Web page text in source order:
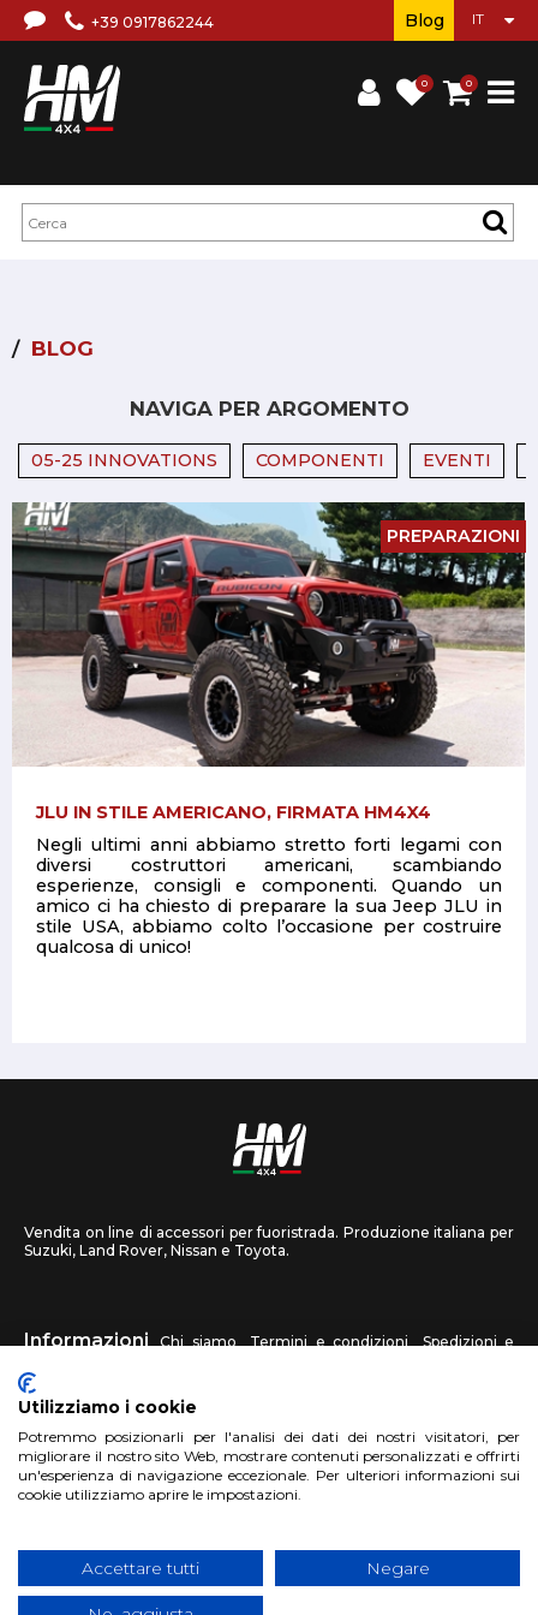
+39 0917862244
0 0
Blog
BLOG
NAVIGA PER ARGOMENTO
05-25 INNOVATIONS COMPONENTI EVENTI
PREPARAZIONI
JLU IN STILE AMERICANO, FIRMATA HM4X4
Negli ultimi anni abbiamo stretto forti legami con
diversi costruttori americani, scambiando
esperienze, consigli e componenti. Quando un
amico ci ha chiesto di preparare la sua Jeep JLU in
stile USA, abbiamo colto l’occasione per costruire
qualcosa di unico!
Vendita on line di accessori per fuoristrada. Produzione italiana per
Suzuki, Land Rover, Nissan e Toyota.
Informazioni Chi siamo Termini e condizioni
Spedizioni e
recessi
HM4X4 FAQ Centri assistenza Invia una foto
Account Registrati Accedi
Utilizziamo i cookie
Potremmo posizionarli per l'analisi dei dati dei nostri visitatori, per
migliorare il nostro sito Web, mostrare contenuti personalizzati e offrirti
un'esperienza di navigazione eccezionale. Per ulteriori informazioni sui
cookie utilizziamo aprire le impostazioni.
Accettare tutti Negare